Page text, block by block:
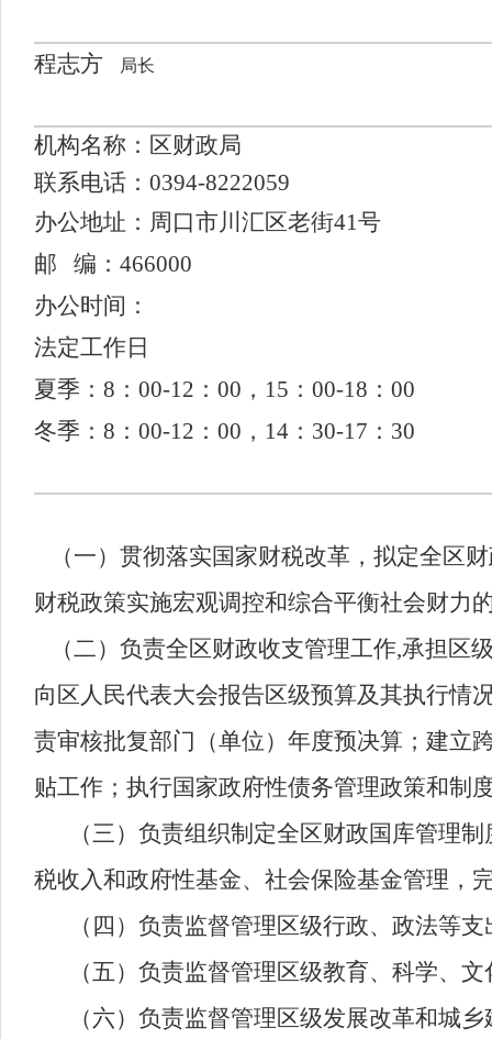
程志方 局长
机构名称 ： 区财政局
联系电话 ：0394-8222059
办公地址：周口市川汇区老街41号
邮 编：466000
办公时间：
法定工作日
夏季：8：00-12：00，15：00-18：00
冬季：8：00-12：00，14：30-17：30
（一）贯彻落实国家财税改革，拟定全区
财税政策实施宏观调控和综合平衡社会财力
（二）负责全区财政收支管理工作,承担区
向区人民代表大会报告区级预算及其执行情
责审核批复部门（单位）年度预决算；建立
贴工作；执行国家政府性债务管理政策和制
（三）负责组织制定全区财政国库管理
税收入和政府性基金、社会保险基金管理，
（四）负责监督管理区级行政、政法等
（五）负责监督管理区级教育、科学、
（六）负责监督管理区级发展改革和城